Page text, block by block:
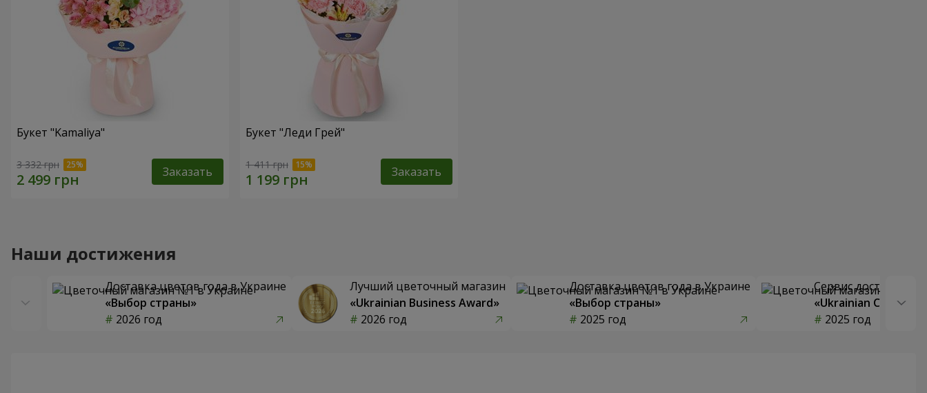
Букет "Kamaliya"
3 332 грн Заказать
Букет "Леди Грей"
1 411 грн Заказать
Наши достижения
Доставка цветов года в Украине
«Выбор страны»
2026 год
Лучший цветочный магазин
«Ukrainian Business Award»
2026 год
Доставка цветов года в Украине
«Выбор страны»
2025 год
Сервис доставки
«Ukrainian Choice»
2025 год